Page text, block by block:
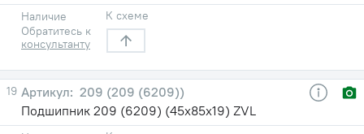
Наличие
Обратитесь к
консультанту
К схеме
19
209 (209 (6209))
Подшипник 209 (6209) (45х85х19) ZVL